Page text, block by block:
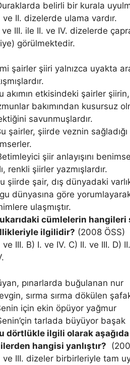
belirli bir kurala
ve II. dizelerde ulama vardır.
ve III. ile II. ve IV. dizelerde
görülmektedir.
şairler şiiri yalnızca uyakta
akımın etkisindeki şairler
bakımından kusursuz
savunmuşlardır.
şairler, şiirde veznin
şiir anlayışını
renkli şiirler yazmışlardır.
şiirde şair, dış dünyadaki
dünyasına göre
ulaşmıştır.
cümlelerin
ilgilidir? (2008 ÖSS)
ve III. B) I. ve IV. C) II. ve III. D)
pınarlarda buğulanan nur
sırma sırma dökülen
için ekin öpüyor yağmur
tarlada büyüyor başak
dörtlükle ilgili olarak
hangisi yanlıştır?
ve III. dizeler birbirleriyle tam